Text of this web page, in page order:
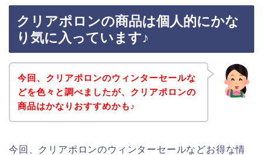
クリアポロンの商品は個人的にかな
り気に入っています♪
今回、クリアポロンのウィンターセールな
どを色々と調べましたが、クリアポロンの
商品はかなりおすすめかも♪
今回、クリアポロンのウィンターセールなどお得な情